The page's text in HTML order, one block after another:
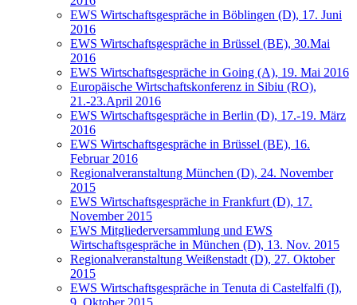
EWS Wirtschaftsgespräche in Böblingen (D), 17. Juni
2016
EWS Wirtschaftsgespräche in Brüssel (BE), 30.Mai
2016
EWS Wirtschaftsgespräche in Going (A), 19. Mai 2016
Europäische Wirtschaftskonferenz in Sibiu (RO),
21.-23.April 2016
EWS Wirtschaftsgespräche in Berlin (D), 17.-19. März
2016
EWS Wirtschaftsgespräche in Brüssel (BE), 16.
Februar 2016
Regionalveranstaltung München (D), 24. November
2015
EWS Wirtschaftsgespräche in Frankfurt (D), 17.
November 2015
EWS Mitgliederversammlung und EWS
Wirtschaftsgespräche in München (D), 13. Nov. 2015
Regionalveranstaltung Weißenstadt (D), 27. Oktober
2015
EWS Wirtschaftsgespräche in Tenuta di Castelfalfi (I),
9. Oktober 2015